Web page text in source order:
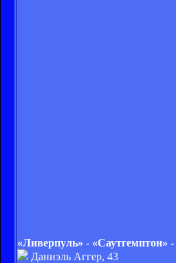
«Ливерпуль» - «Саутгемптон» -
Даниэль Аггер, 43